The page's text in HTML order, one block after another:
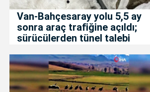
Van-Bahçesaray yolu 5,5 ay
sonra araç trafiğine açıldı;
sürücülerden tünel talebi